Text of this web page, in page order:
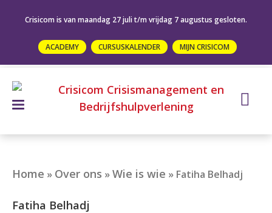
Crisicom is van maandag 27 juli t/m vrijdag 7 augustus gesloten.
ACADEMY CURSUSKALENDER MIJN CRISICOM
Home » Over ons »Wie is wie » Fatiha Belhadj
Fatiha Belhadj